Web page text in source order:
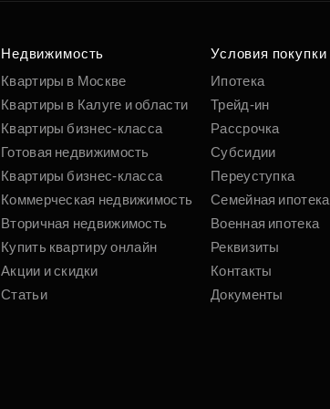
по удобным
вам параметрам
Подобрать
Недвижимость
Квартиры в Москве
Квартиры в Калуге и области
Квартиры бизнес-класса
Готовая недвижимость
Квартиры бизнес-класса
Коммерческая недвижимость
Вторичная недвижимость
Купить квартиру онлайн
Акции и скидки
Статьи
Условия покупки
Ипотека
Трейд-ин
Рассрочка
Субсидии
Переуступка
Семейная ипотека
Военная ипотека
Реквизиты
Контакты
Документы